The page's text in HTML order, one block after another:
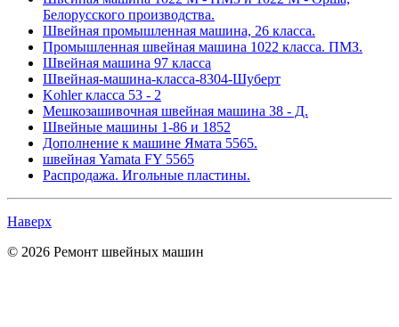
Белорусского производства.
Швейная промышленная машина, 26 класса.
Промышленная швейная машина 1022 класса. ПМЗ.
Швейная машина 97 класса
Швейная-машина-класса-8304-Шуберт
Kohler класса 53 - 2
Мешкозашивочная швейная машина 38 - Д.
Швейные машины 1-86 и 1852
Дополнение к машине Ямата 5565.
швейная Yamata FY 5565
Распродажа. Игольные пластины.
Наверх
© 2026 Ремонт швейных машин